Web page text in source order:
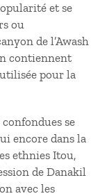
et se
ou
de l’Awash
contiennent
pour la
se
encore dans la
ethnies Itou,
de Danakil
avec les